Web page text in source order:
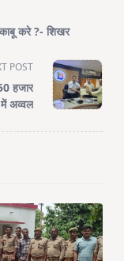
करे ?- शिखर
POST
हजार
अव्वल